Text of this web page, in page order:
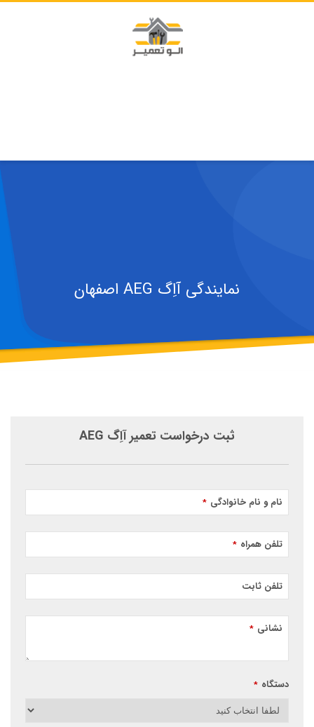
نمایندگی آاِگ AEG اصفهان
ثبت درخواست تعمیر آاِگ AEG
نام و نام خانوادگی *
تلفن همراه *
تلفن ثابت
نشانی *
دستگاه *